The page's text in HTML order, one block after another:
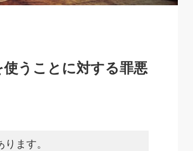
うことに対する罪悪
ます。